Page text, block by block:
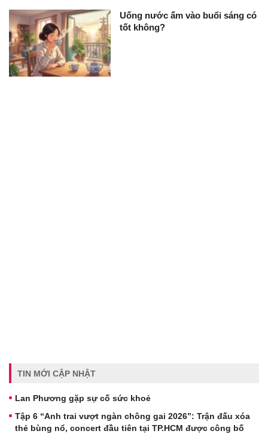
Uống nước ấm vào buổi sáng có
tốt không?
TIN MỚI CẬP NHẬT
Lan Phương gặp sự cố sức khoẻ
Tập 6 “Anh trai vượt ngàn chông gai 2026”: Trận đấu xóa
thẻ bùng nổ, concert đầu tiên tại TP.HCM được công bố